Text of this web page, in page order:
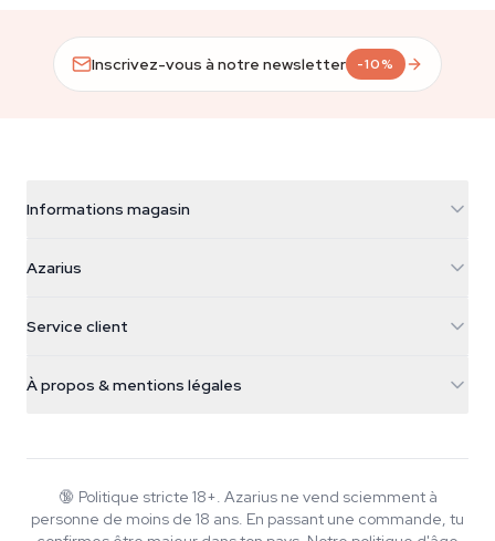
Inscrivez-vous à notre newsletter -10%
Informations magasin
Galvaniweg 11
Nederland
+31(0)204897914
Azarius
Smokeshop
Service client
Politique de retour
À propos & mentions légales
Wiki
Musique
🔞 Politique stricte 18+. Azarius ne vend sciemment à
personne de moins de 18 ans. En passant une commande, tu